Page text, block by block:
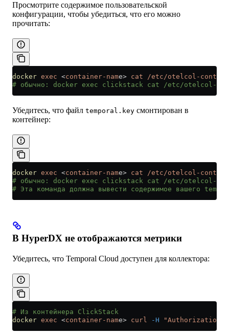
Просмотрите содержимое пользовательской
конфигурации, чтобы убедиться, что его можно
прочитать:
docker exec <container-name> cat /etc/otelcol-
# обычно: docker exec clickstack cat /etc/otelcol-
Убедитесь, что файл temporal.key смонтирован в
контейнер:
docker exec <container-name> cat /etc/otelcol-
# обычно: docker exec clickstack cat /etc/otelcol-
# Эта команда должна вывести содержимое вашего
В HyperDX не отображаются метрики
Убедитесь, что Temporal Cloud доступен для коллектора:
# Из контейнера ClickStack
docker exec <container-name> curl -H "Authorization: